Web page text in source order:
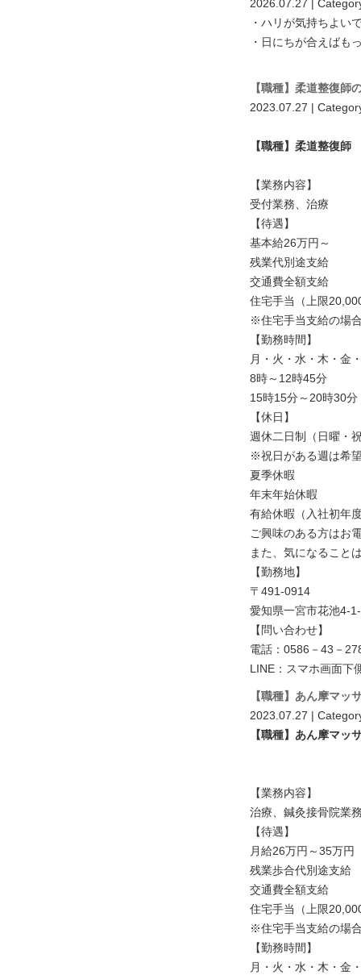
2026.07.27 |
・ハリが気持ちよい
・日にちが合えばも
【職種】柔道整復師
2023.07.27 |
【職種】柔道整復師
【業務内容】
受付業務、治療
【待遇】
基本給26万円～
残業代別途支給
交通費全額支給
住宅手当（上限
※住宅手当支給の場
【勤務時間】
月・火・水・木・金
8時～12時45分
15時15分～20時30分
【休日】
週休二日制（日曜・
※祝日がある週は希
夏季休暇
年末年始休暇
有給休暇（入社初年
ご興味のある方はお
また、気になること
【勤務地】
〒491-0914
愛知県一宮市花池4-
【問い合わせ】
電話：0586－43－
LINE：スマホ画面下
【職種】あん摩マッ
2023.07.27 |
【職種】あん摩マッ
【業務内容】
治療、鍼灸接骨院業
【待遇】
月給26万円～35万円
残業歩合代別途支給
交通費全額支給
住宅手当（上限
※住宅手当支給の場
【勤務時間】
月・火・水・木・金